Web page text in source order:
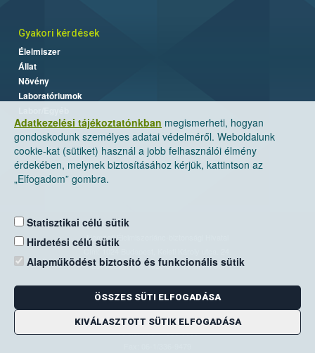
Adatkezelési tájékoztatónkban megismerheti, hogyan
gondoskodunk személyes adatai védelméről. Weboldalunk
cookie-kat (sütiket) használ a jobb felhasználói élmény
érdekében, melynek biztosításához kérjük, kattintson az
„Elfogadom” gombra.
Statisztikai célú sütik
Hirdetési célú sütik
Alapműködést biztosító és funkcionális sütik
ÖSSZES SÜTI ELFOGADÁSA
KIVÁLASZTOTT SÜTIK ELFOGADÁSA
Gyakori kérdések
Élelmiszer
Állat
Növény
Laboratóriumok
Nemzeti Élelmiszerlánc-biztonsági Hivatal
Levelezési cím: 1525 Budapest. Pf. 30.
E-mail:ugyfelszolgalat@nebih.gov.hu
Zöld szám: 06-80/263-244
Telefon: 06-1/ 336-9000